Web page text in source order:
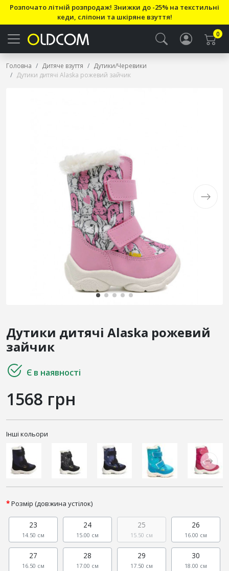
Розпочато літній розпродаж! Знижки до -25% на текстильні
кеди, сліпони та шкіряне взуття!
0
Головна Дитяче взуття
Дутики/Черевики
Дутики дитячі Alaska рожевий зайчик
Дутики дитячі Alaska рожевий
зайчик
Є в наявності
1568 грн
Інші кольори
Розмір (довжина устілок)
23
14.50 см
24
15.00 см
25
15.50 см
26
16.00 см
27
16.50 см
28
17.00 см
29
17.50 см
30
18.00 см